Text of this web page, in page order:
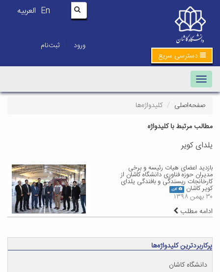
En العربیه
ورود | ثبت‌نام
دسترسی سریع
Toggle navigation
صفحه‌اصلی
کلیدواژه‌ها
مطالب مرتبط با کلیدواژه
یلدای کویر
بازدید اعضای هیات رئیسه و برخی
مدیران حوزه فناوری دانشگاه کاشان از
کارخانجات ریسندگی و بافندگی یلدای
کویر کاشان گالری
۳۰ بهمن ۱۳۹۸
ادامه مطلب
پرکاربردترین کلیدواژه‌ها
دانشگاه کاشان